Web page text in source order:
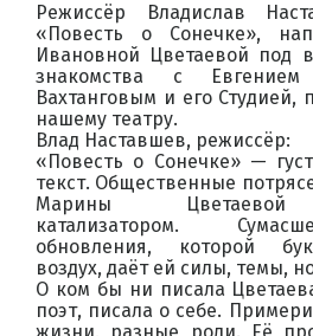
Режиссёр Владислав
«Повесть о Сонечке»,
Ивановной Цветаевой под
знакомства с Евгением
Вахтанговым и его
нашему театру.
Влад Наставшев, режиссёр:
«Повесть о Сонечке» —
текст. Общественные
Марины Цветаевой
катализатором.
обновления, которой
воздух, даёт ей силы, темы,
О ком бы ни писала
поэт, писала о себе.